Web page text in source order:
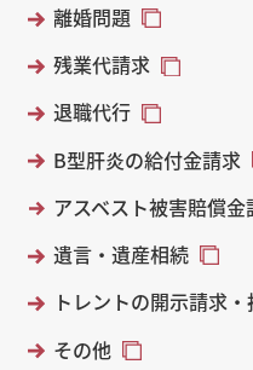
離婚問題
残業代請求
退職代行
B型肝炎の給付金請求
アスベスト被害賠償金
遺言・遺産相続
トレントの開示請求
その他